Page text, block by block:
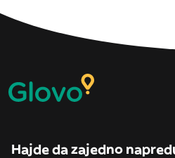
Hajde da zajedno